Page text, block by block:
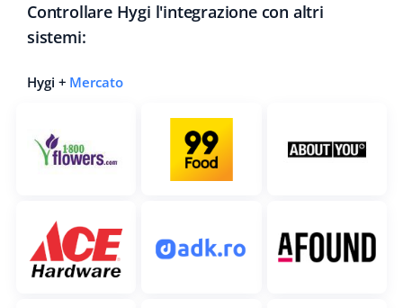
Controllare Hygi l'integrazione con altri
sistemi:
Hygi + Mercato